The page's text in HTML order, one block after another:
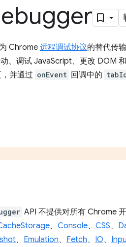
Chrome 远程调试协议的替代传
、调试 JavaScript、更改 DOM
并通过 onEvent 回调中的
API 不提供对所有 Chrome
、 Console、 CSS、
、 Emulation、 Fetch、 IO、